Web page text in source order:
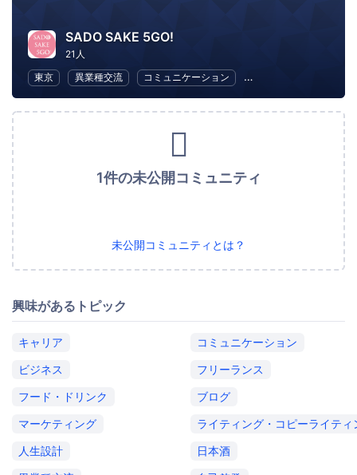
SADO SAKE 5GO!
21人
東京
異業種交流 コミュニケーション フード・ドリンク
1件の未公開コミュニティ
未公開コミュニティとは？
興味があるトピック
キャリア
コミュニケーション
ビジネス
フリーランス
フード・ドリンク
ブログ
マーケティング
ライティング・コピーライティ
人生設計
日本酒